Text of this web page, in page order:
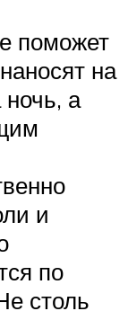
поможет
на
а
и
по
столь